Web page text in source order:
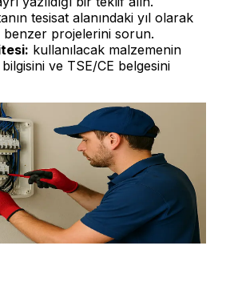
tesisat alanındaki yıl olarak
benzer projelerini sorun.
kullanılacak malzemenin
ve TSE/CE belgesini